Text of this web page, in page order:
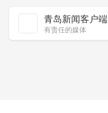
青岛新闻客户端
有责任的媒体